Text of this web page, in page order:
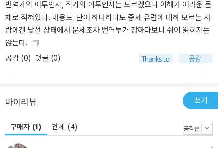
는 방향으로 변화의 길을 틀어놓을 수 있었다. 그런 의미에서 3부에
서 식자층은 새로운 계층인가, 아니면 기존 권력계를 새로이 세습하
는 계층인지 논의한다. 다소간 깊이 학문 교과를 공부하느라 힘쓰고
또 이 수련 과정이 고생스러움을 숨기지 않는 이들은, 이런 유의 학업
재정적으로 학업에 보탬을 준 이들도 득을 보게 하려 했다. 그도 그럴
것이, 특히 평범한 가족에서 아이 한 명에게 학업의 길을 열어준다는
테니 말이다. _260p 몽테뉴는 식자층, 법조인 등으로 이루어진 이 집
단을 “제4신분”이라 말했다. 또 다른 별도의 집단의 탄생을 사회적으
번역가의 어투인지, 작가의 어투인지는 모르겠으나 이해가 어러운 문
체로 적혀있다. 내용도, 단어 하나하나도 중세 유럽에 대하 모르는 사
람에겐 낯선 상태에서 문체조차 번역투가 강하다보니 쉬이 읽히지는
않는다.
공감 (0) 댓글 (0)
마이리뷰 쓰기
구매자 (1) 전체 (4)